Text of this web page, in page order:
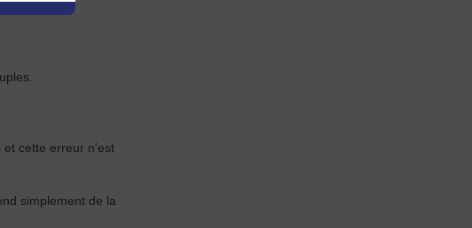
et cette erreur n'est
simplement de la